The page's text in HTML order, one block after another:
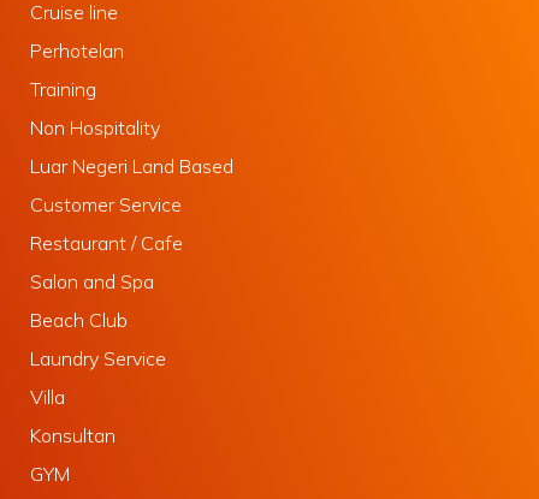
Cruise line
Perhotelan
Training
Non Hospitality
Luar Negeri Land Based
Customer Service
Restaurant / Cafe
Salon and Spa
Beach Club
Laundry Service
Villa
Konsultan
GYM